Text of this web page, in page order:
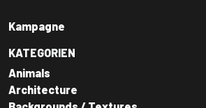
Kampagne
KATEGORIEN
Animals
Architecture